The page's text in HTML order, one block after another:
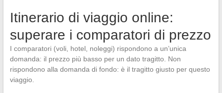
Itinerario di viaggio online:
superare i comparatori di prezzo
I comparatori (voli, hotel, noleggi) rispondono a un’unica
domanda: il prezzo più basso per un dato tragitto. Non
rispondono alla domanda di fondo: è il tragitto giusto per questo
viaggio.